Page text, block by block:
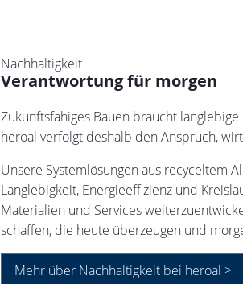
Nachhaltigkeit
Verantwortung für morgen
Zukunftsfähiges Bauen braucht
heroal verfolgt deshalb den Anspruch,
Unsere Systemlösungen aus recyceltem
Langlebigkeit, Energieeffizienz und
Materialien und Services
schaffen, die heute überzeugen und
Mehr über Nachhaltigkeit bei heroal >